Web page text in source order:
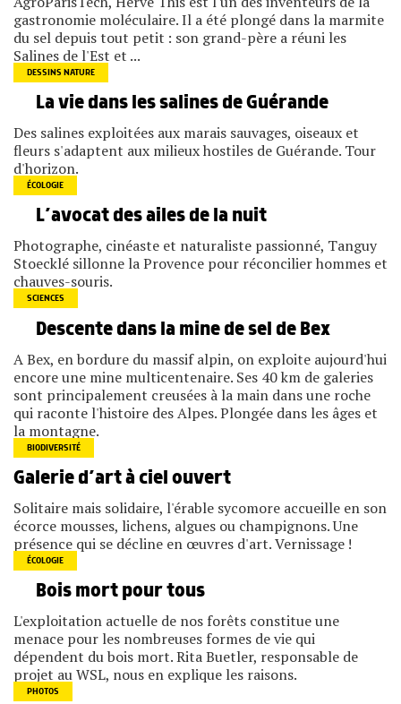
gastronomie moléculaire. Il a été plongé dans la marmite
du sel depuis tout petit : son grand-père a réuni les
Salines de l'Est et ...
DESSINS NATURE
La vie dans les salines de Guérande
Des salines exploitées aux marais sauvages, oiseaux et
fleurs s'adaptent aux milieux hostiles de Guérande. Tour
d'horizon.
ÉCOLOGIE
L’avocat des ailes de la nuit
Photographe, cinéaste et naturaliste passionné, Tanguy
Stoecklé sillonne la Provence pour réconcilier hommes et
chauves-souris.
SCIENCES
Descente dans la mine de sel de Bex
A Bex, en bordure du massif alpin, on exploite aujourd'hui
encore une mine multicentenaire. Ses 40 km de galeries
sont principalement creusées à la main dans une roche
qui raconte l'histoire des Alpes. Plongée dans les âges et
la montagne.
BIODIVERSITÉ
Galerie d’art à ciel ouvert
Solitaire mais solidaire, l'érable sycomore accueille en son
écorce mousses, lichens, algues ou champignons. Une
présence qui se décline en œuvres d'art. Vernissage !
ÉCOLOGIE
Bois mort pour tous
L'exploitation actuelle de nos forêts constitue une
menace pour les nombreuses formes de vie qui
dépendent du bois mort. Rita Buetler, responsable de
projet au WSL, nous en explique les raisons.
PHOTOS